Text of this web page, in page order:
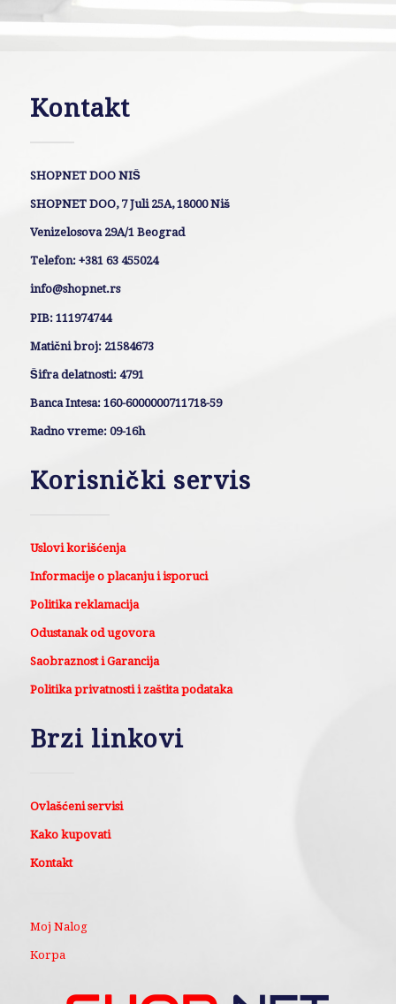
Kontakt
SHOPNET DOO NIŠ
SHOPNET DOO, 7 Juli 25A, 18000 Niš
Venizelosova 29A/1 Beograd
Telefon: +381 63 455024
info@shopnet.rs
PIB: 111974744
Matični broj: 21584673
Šifra delatnosti: 4791
Banca Intesa: 160-6000000711718-59
Radno vreme: 09-16h
Korisnički servis
Uslovi korišćenja
Informacije o placanju i isporuci
Politika reklamacija
Odustanak od ugovora
Saobraznost i Garancija
Politika privatnosti i zaštita podataka
Brzi linkovi
Ovlašćeni servisi
Kako kupovati
Kontakt
Moj Nalog
Korpa